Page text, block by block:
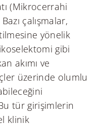
(Mikrocerrahi
çalışmalar,
yönelik
gibi
akımı ve
üzerinde olumlu
tür girişimlerin
klinik